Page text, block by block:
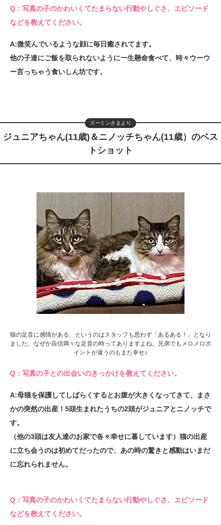
Q：写真の子のかわいくてたまらない行動やしぐさ、エピソード
などを教えてください。
A:微笑んでいるような顔に毎日癒されてます。
他の子達にご飯を取られないように一生懸命食べて、時々ウーウ
ー言っちゃう食いしん坊です。
ズーミンさまより
ジュニアちゃん(11歳)＆ニノッチちゃん(11歳）のベス
トショット
猫の足音に感情がある、というのはスタッフも思わず「あるある！」となり
ました。なぜか自信満々な足音の時ってありますよね。兄弟でもメロメロポ
イントが違うのもまた幸せ♪
Q：写真の子との出会いのきっかけを教えてください。
A:母猫を保護してしばらくするとお腹が大きくなってきて、まさ
かの突然の出産！5頭生まれたうちの2頭がジュニアとニノッチで
す。
（他の3頭は友人達のお家で各々幸せに暮しています）猫の出産
に立ち会うのは初めてだったので、あの時の驚きと感動はいまだ
に忘れられません。
Q：写真の子のかわいくてたまらない行動やしぐさ、エピソード
などを教えてください。